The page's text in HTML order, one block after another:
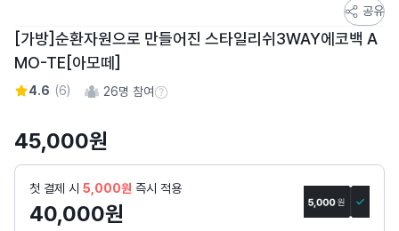
토
어
스
토
상
공유
[가방]순환자원으로 만들어진 스타일리쉬3WAY에코백 A
MO-TE[아모떼]
4.6 (6) 26명 참여참여 수 정보
45,000원
첫 결제 시 5,000원 즉시 적용
40,000원